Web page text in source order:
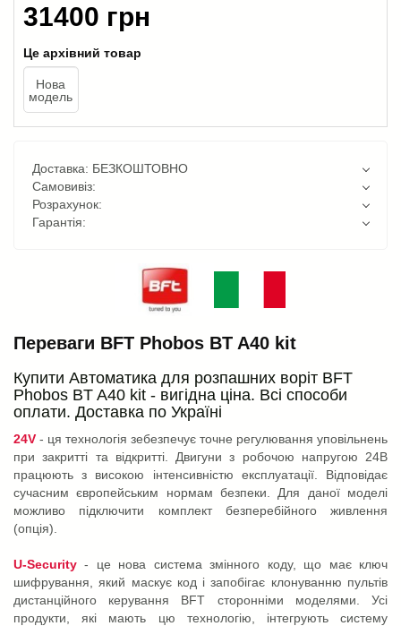
31400 грн
Це архівний товар
Нова
модель
Доставка: БЕЗКОШТОВНО
Самовивіз:
Розрахунок:
Гарантія:
Переваги BFT Phobos BT A40 kit
Купити Автоматика для розпашних воріт BFT
Phobos BT A40 kit - вигідна ціна. Всі способи
оплати. Доставка по Україні
24V - ця технологія зебезпечує точне регулювання уповільнень
при закритті та відкритті. Двигуни з робочою напругою 24В
працюють з високою інтенсивністю експлуатації. Відповідає
сучасним європейським нормам безпеки. Для даної моделі
можливо підключити комплект безперебійного живлення
(опція).
U-Security - це нова система змінного коду, що має ключ
шифрування, який маскує код і запобігає клонуванню пультів
дистанційного керування BFT сторонніми моделями. Усі
продукти, які мають цю технологію, інтегрують систему